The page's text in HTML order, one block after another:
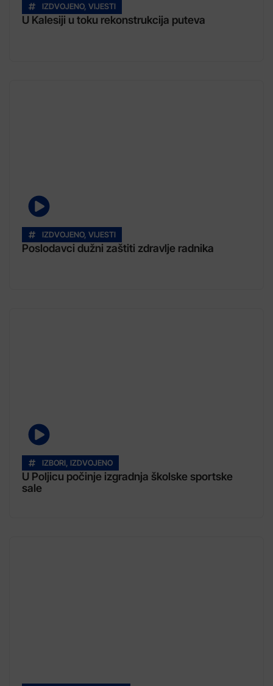
IZDVOJENO, VIJESTI
U Kalesiji u toku rekonstrukcija puteva
IZDVOJENO, VIJESTI
Poslodavci dužni zaštiti zdravlje radnika
IZBORI, IZDVOJENO
U Poljicu počinje izgradnja školske sportske
sale